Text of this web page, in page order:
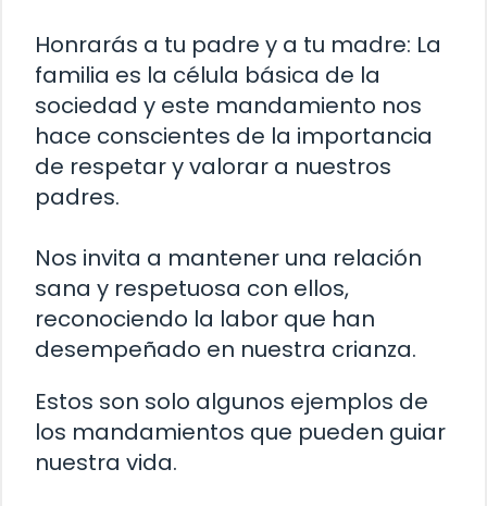
Honrarás a tu padre y a tu madre: La
familia es la célula básica de la
sociedad y este mandamiento nos
hace conscientes de la importancia
de respetar y valorar a nuestros
padres.
Nos invita a mantener una relación
sana y respetuosa con ellos,
reconociendo la labor que han
desempeñado en nuestra crianza.
Estos son solo algunos ejemplos de
los mandamientos que pueden guiar
nuestra vida.